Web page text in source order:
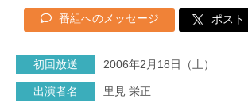
番組へのメッセージ ポスト
初回放送 2006年2月18日（土）
出演者名 里見 栄正